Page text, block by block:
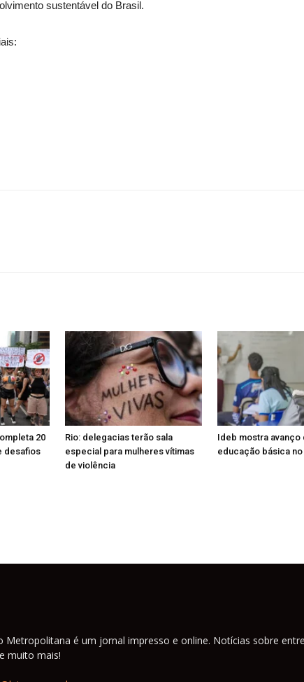
sustentável do Brasil.
20
desafios
Rio: delegacias terão sala
especial para mulheres vítimas
de violência
Ideb mostra avanço
educação básica
Metropolitana é um jornal impresso e online. Notícias sobre
muito mais!